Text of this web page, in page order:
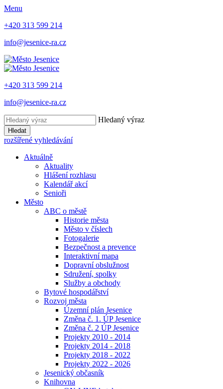
Menu
+420 313 599 214
info@jesenice-ra.cz
+420 313 599 214
info@jesenice-ra.cz
Hledaný výraz
Hledat
rozšířené vyhledávání
Aktuálně
Aktuality
Hlášení rozhlasu
Kalendář akcí
Senioři
Město
ABC o městě
Historie města
Město v číslech
Fotogalerie
Bezpečnost a prevence
Interaktivní mapa
Dopravní obslužnost
Sdružení, spolky
Služby a obchody
Bytové hospodářství
Rozvoj města
Územní plán Jesenice
Změna č. 1. ÚP Jesenice
Změna č. 2 ÚP Jesenice
Projekty 2010 - 2014
Projekty 2014 - 2018
Projekty 2018 - 2022
Projekty 2022 - 2026
Jesenický občasník
Knihovna